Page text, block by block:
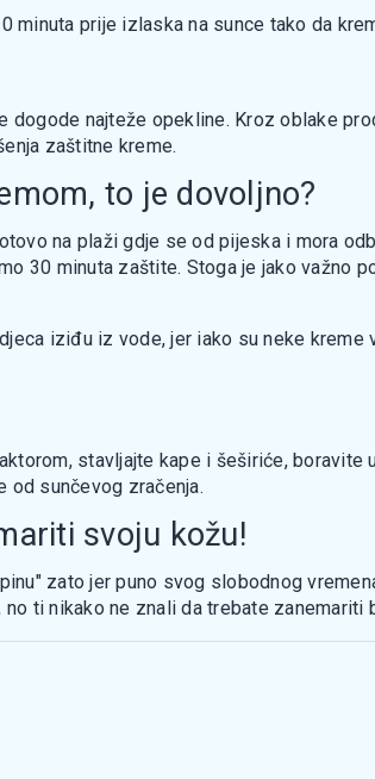
minuta prije izlaska na sunce tako da
dogode najteže opekline. Kroz oblake
zaštitne kreme.
to je dovoljno?
na plaži gdje se od pijeska i mora
30 minuta zaštite. Stoga je jako važno
iziđu iz vode, jer iako su neke
stavljajte kape i šeširiće, boravite
od sunčevog zračenja.
svoju kožu!
zato jer puno svog slobodnog
ti nikako ne znali da trebate zanemariti